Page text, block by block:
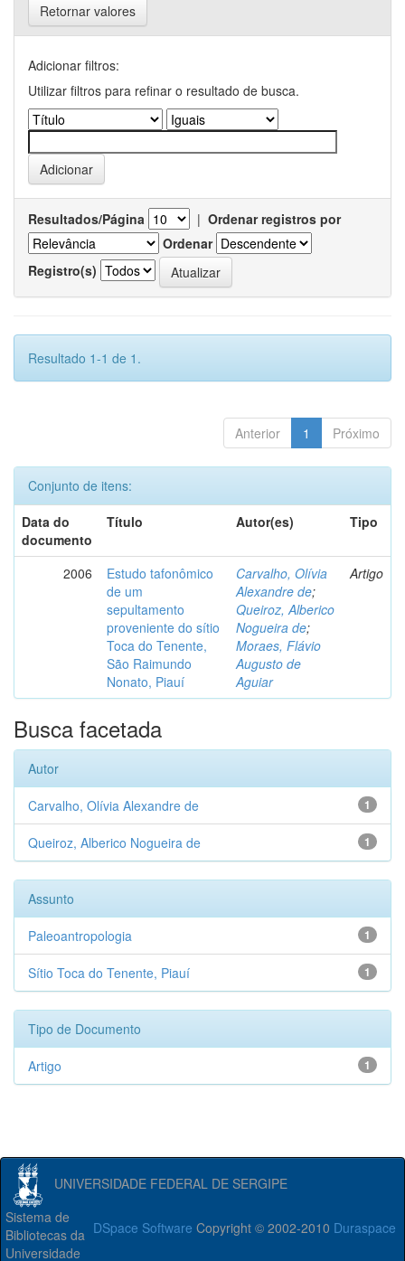
Retornar valores
Adicionar filtros:
Utilizar filtros para refinar o resultado de busca.
Resultados/Página | Ordenar registros por
Ordenar
Registro(s)
Resultado 1-1 de 1.
Anterior 1 Próximo
Conjunto de itens:
Data do
documento
Título Autor(es) Tipo
2006
Estudo tafonômico
de um
sepultamento
proveniente do sítio
Toca do Tenente,
São Raimundo
Nonato, Piauí
Carvalho, Olívia
Alexandre de;
Queiroz, Alberico
Nogueira de;
Moraes, Flávio
Augusto de
Aguiar
Artigo
Busca facetada
Autor
1
Carvalho, Olívia Alexandre de
1
Queiroz, Alberico Nogueira de
Assunto
1
Paleoantropologia
1
Sítio Toca do Tenente, Piauí
Tipo de Documento
1
Artigo
UNIVERSIDADE FEDERAL DE SERGIPE
DSpace Software Copyright © 2002-2010 Duraspace
Sistema de
Bibliotecas da
Universidade